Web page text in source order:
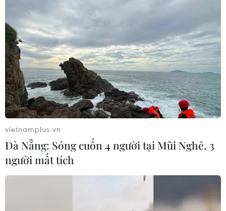
vietnamplus.vn
Đà Nẵng: Sóng cuốn 4 người tại Mũi Nghê, 3
người mất tích